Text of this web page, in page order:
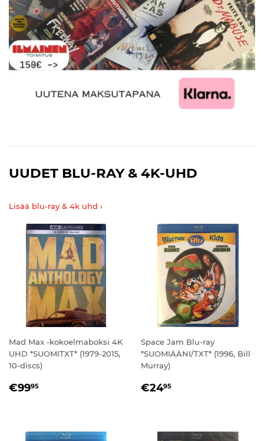
UUDET BLU-RAY & 4K-UHD
Lisää blu-ray & 4k uhd ›
Mad Max -kokoelmaboksi 4K
UHD *SUOMITXT* (1979-2015,
10-discs)
NORMAALIHINTA
€9995
Space Jam Blu-ray
*SUOMIÄÄNI/TXT* (1996, Bill
Murray)
NORMAALIHINTA
€2495